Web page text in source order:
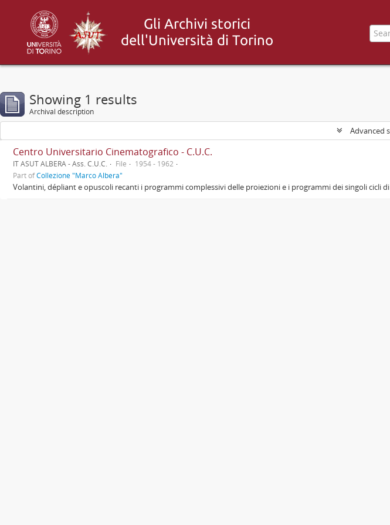
Showing 1 results
Archival description
Advanced
Centro Universitario Cinematografico - C.U.C.
IT ASUT ALBERA - Ass. C.U.C. File
1954 - 1962
Part ofCollezione "Marco Albera"
Volantini, dépliant e opuscoli recanti i programmi complessivi delle proiezioni e i programmi dei singoli cicli